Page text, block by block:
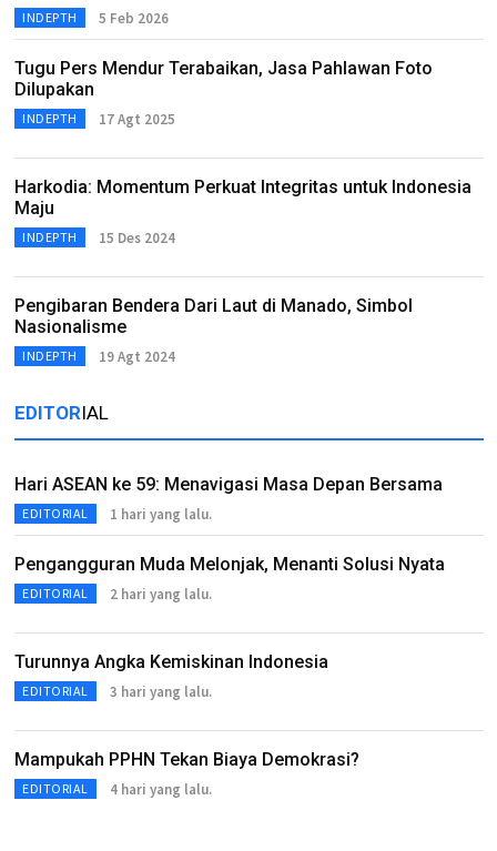
INDEPTH 5 Feb 2026
Tugu Pers Mendur Terabaikan, Jasa Pahlawan Foto
Dilupakan
INDEPTH 17 Agt 2025
Harkodia: Momentum Perkuat Integritas untuk Indonesia
Maju
INDEPTH 15 Des 2024
Pengibaran Bendera Dari Laut di Manado, Simbol
Nasionalisme
INDEPTH 19 Agt 2024
EDITORIAL
Hari ASEAN ke 59: Menavigasi Masa Depan Bersama
EDITORIAL 1 hari yang lalu.
Pengangguran Muda Melonjak, Menanti Solusi Nyata
EDITORIAL 2 hari yang lalu.
Turunnya Angka Kemiskinan Indonesia
EDITORIAL 3 hari yang lalu.
Mampukah PPHN Tekan Biaya Demokrasi?
EDITORIAL 4 hari yang lalu.